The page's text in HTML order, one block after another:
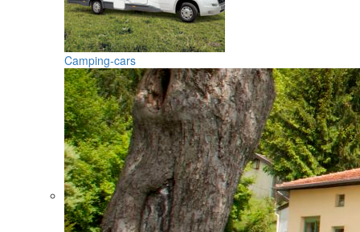
Camping-cars